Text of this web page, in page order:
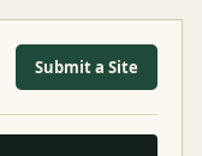
Submit a Site